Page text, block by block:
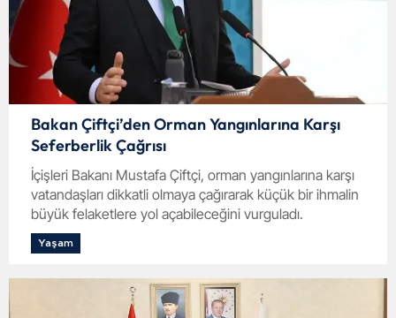
Bakan Çiftçi’den Orman Yangınlarına Karşı
Seferberlik Çağrısı
İçişleri Bakanı Mustafa Çiftçi, orman yangınlarına karşı
vatandaşları dikkatli olmaya çağırarak küçük bir ihmalin
büyük felaketlere yol açabileceğini vurguladı.
Yaşam